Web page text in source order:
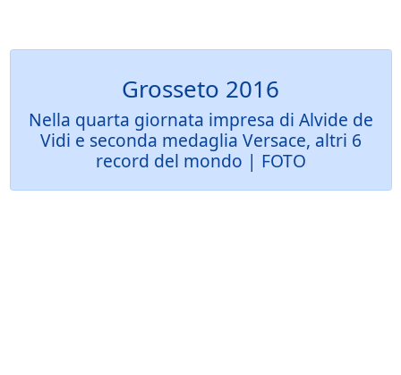
Grosseto 2016
Nella quarta giornata impresa di Alvide de
Vidi e seconda medaglia Versace, altri 6
record del mondo | FOTO